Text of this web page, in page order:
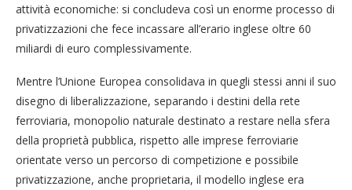
attività economiche: si concludeva così un enorme processo di
privatizzazioni che fece incassare all’erario inglese oltre 60
miliardi di euro complessivamente.
Mentre l’Unione Europea consolidava in quegli stessi anni il suo
disegno di liberalizzazione, separando i destini della rete
ferroviaria, monopolio naturale destinato a restare nella sfera
della proprietà pubblica, rispetto alle imprese ferroviarie
orientate verso un percorso di competizione e possibile
privatizzazione, anche proprietaria, il modello inglese era